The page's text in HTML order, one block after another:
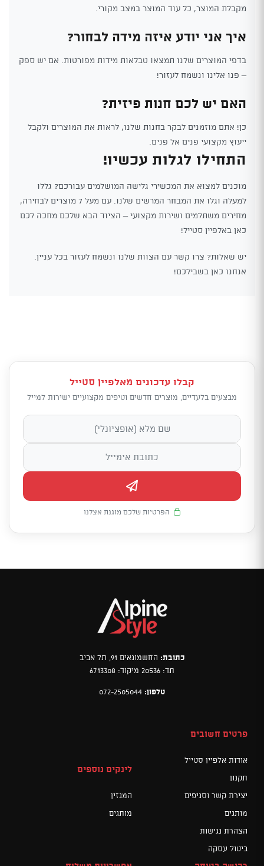
מקבלת המוצר, כל עוד המוצר במצב מקורי.
איך אני יודע איזה מידה לבחור?
בדפי המוצרים שלנו תמצאו טבלאות מידות מפורטות. אם יש ספק
– פנו אלינו ונשמח לעזור!
האם יש לכם חנות פיזית?
כן! אתם מוזמנים לבקר בחנות שלנו, לראות את המוצרים ולקבל
ייעוץ מקצועי פנים אל פנים.
התחילו לגלות עכשיו!
מוכנים למצוא את המכשירי גלישה המושלמים עבורכם? גללו
למעלה וגלו את המבחר המרשים שלנו. עם מעל 7 מוצרים לבחירה,
מחירים משתלמים ושירות מקצועי – הציוד הבא שלכם מחכה לכם
כאן באלפיין סטייל!
יש שאלות? צרו קשר עם הצוות שלנו ונשמח לעזור בכל עניין.
אנחנו כאן בשבילכם!
קבלו עדכונים מאלפיין סטייל
מבצעים בלעדיים, מוצרים חדשים וטיפים מקצועיים ישירות למייל
הפרטיות שלכם מוגנת אצלנו
כתובת: החשמונאים 91, תל אביב
תד: 20536 מיקוד: 6713308
טלפון: 072-2505044
פרטים חשובים
אודות אלפיין סטייל
תקנון
יצירת קשר וסניפים
מותגים
הצהרת נגישות
ביטול עסקה
לינקים נוספים
המגזין
מותגים